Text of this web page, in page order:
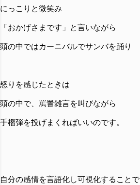
にっこりと微笑み
「おかげさまです」と言いながら
頭の中ではカーニバルでサンバを踊り
怒りを感じたときは
頭の中で、罵詈雑言を叫びながら
手榴弾を投げまくればいいのです。
自分の感情を言語化し可視化することで